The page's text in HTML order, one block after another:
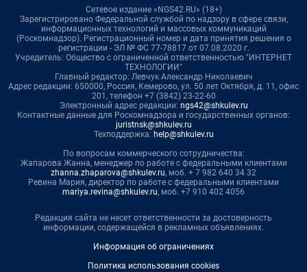
Сетевое издание «NGS42.RU» (18+)
Зарегистрировано Федеральной службой по надзору в сфере связи,
информационных технологий и массовых коммуникаций
(Роскомнадзор). Регистрационный номер и дата принятия решения о
регистрации - ЭЛ № ФС 77-78817 от 07.08.2020 г.
Учредитель: Общество с ограниченной ответственностью "ИНТЕРНЕТ
ТЕХНОЛОГИИ"
Главный редактор: Левчук Александр Николаевич
Адрес редакции: 650000, Россия, Кемерово, ул. 50 лет Октября, д. 11, офис
201, телефон +7 (3842) 23-22-60
Электронный адрес редакции: ngs42@shkulev.ru
Контактные данные для Роскомнадзора и государственных органов:
juristnsk@shkulev.ru
Техподдержка: help@shkulev.ru
По вопросам коммерческого сотрудничества:
Жапарова Жанна, менеджер по работе с федеральными клиентами
zhanna.zhaparova@shkulev.ru, моб. + 7 982 640 34 32
Ревина Мария, директор по работе с федеральными клиентами
mariya.revina@shkulev.ru, моб. +7 910 402 4056
Редакция сайта не несет ответственности за достоверность
информации, содержащейся в рекламных объявлениях.
Информация об ограничениях
Политика использования cookies